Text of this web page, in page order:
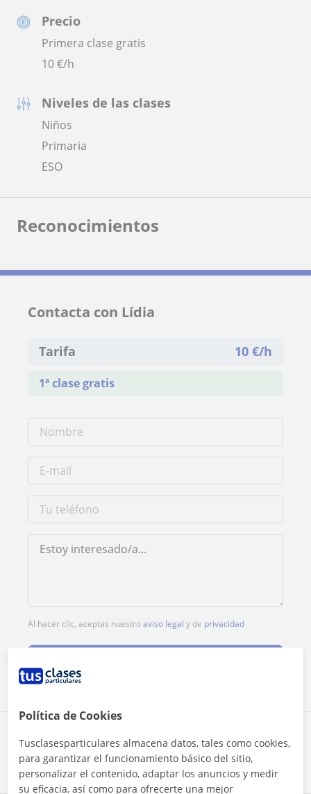
Comparte a este profesor
Precio
Primera clase gratis
10€/h
Niveles de las clases
Niños
Primaria
ESO
Reconocimientos
Contacta con Lídia
Tarifa 10 €/h
1ª clase gratis
Al hacer clic, aceptas nuestroaviso legal y de privacidad
Política de Cookies
Tusclasesparticulares almacena datos, tales como cookies,
para garantizar el funcionamiento básico del sitio,
personalizar el contenido, adaptar los anuncios y medir
su eficacia, así como para ofrecerte una mejor